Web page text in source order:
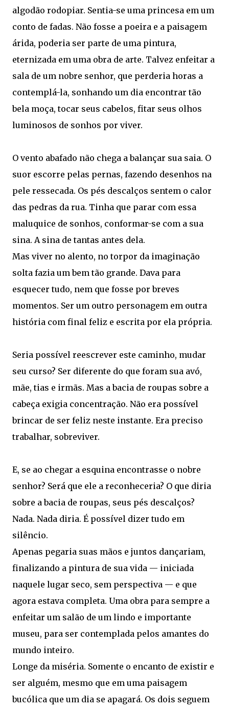
algodão rodopiar. Sentia-se uma princesa em um
conto de fadas. Não fosse a poeira e a paisagem
árida, poderia ser parte de uma pintura,
eternizada em uma obra de arte. Talvez enfeitar a
sala de um nobre senhor, que perderia horas a
contemplá-la, sonhando um dia encontrar tão
bela moça, tocar seus cabelos, fitar seus olhos
luminosos de sonhos por viver.
O vento abafado não chega a balançar sua saia. O
suor escorre pelas pernas, fazendo desenhos na
pele ressecada. Os pés descalços sentem o calor
das pedras da rua. Tinha que parar com essa
maluquice de sonhos, conformar-se com a sua
sina. A sina de tantas antes dela.
Mas viver no alento, no torpor da imaginação
solta fazia um bem tão grande. Dava para
esquecer tudo, nem que fosse por breves
momentos. Ser um outro personagem em outra
história com final feliz e escrita por ela própria.
Seria possível reescrever este caminho, mudar
seu curso? Ser diferente do que foram sua avó,
mãe, tias e irmãs. Mas a bacia de roupas sobre a
cabeça exigia concentração. Não era possível
brincar de ser feliz neste instante. Era preciso
trabalhar, sobreviver.
E, se ao chegar a esquina encontrasse o nobre
senhor? Será que ele a reconheceria? O que diria
sobre a bacia de roupas, seus pés descalços?
Nada. Nada diria. É possível dizer tudo em
silêncio.
Apenas pegaria suas mãos e juntos dançariam,
finalizando a pintura de sua vida — iniciada
naquele lugar seco, sem perspectiva — e que
agora estava completa. Uma obra para sempre a
enfeitar um salão de um lindo e importante
museu, para ser contemplada pelos amantes do
mundo inteiro.
Longe da miséria. Somente o encanto de existir e
ser alguém, mesmo que em uma paisagem
bucólica que um dia se apagará. Os dois seguem